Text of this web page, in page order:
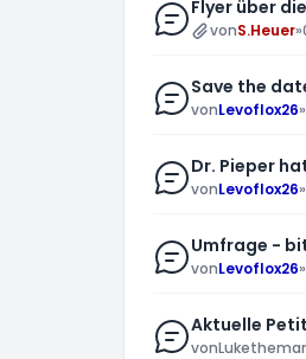
Flyer über
vonS.Heuer»
Save the
vonLevoflox26»
Dr. Pieper
vonLevoflox26»
Umfrage -
vonLevoflox26»
Aktuelle
von